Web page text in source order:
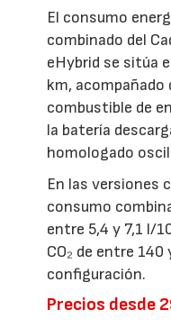
El consumo
combinado del
eHybrid se sitúa
km, acompañado
combustible de
la batería
homologado
En las versiones
consumo
entre 5,4 y 7,1 l/
CO₂ de entre
configuración.
Precios desde